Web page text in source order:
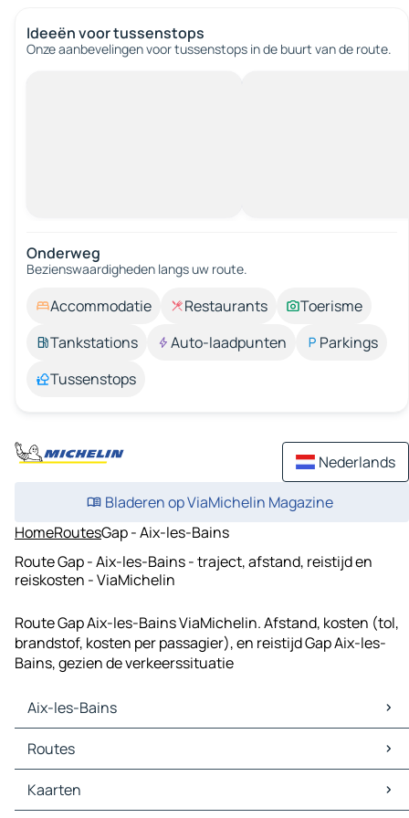
Ideeën voor tussenstops
Onze aanbevelingen voor tussenstops in de buurt van de route.
Onderweg
Bezienswaardigheden langs uw route.
Accommodatie Restaurants
Toerisme
Tankstations
Auto-laadpunten
Parkings
Tussenstops
Nederlands
Bladeren op ViaMichelin Magazine
HomeRoutesGap - Aix-les-Bains
Route Gap - Aix-les-Bains - traject, afstand, reistijd en
reiskosten - ViaMichelin
Route Gap Aix-les-Bains ViaMichelin. Afstand, kosten (tol,
brandstof, kosten per passagier), en reistijd Gap Aix-les-
Bains, gezien de verkeerssituatie
Aix-les-Bains
Aix-les-Bains Kaarten
Aix-les-Bains Verkeer
Aix-les-Bains Hotels
Aix-les-Bains Restaurants
Routes
Routes Aix-les-Bains - Chambéry
Routes Aix-les-Bains - Annecy
Kaarten